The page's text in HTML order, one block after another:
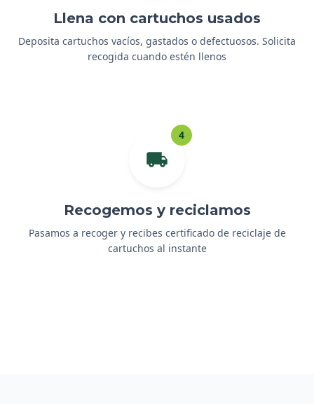
Llena con cartuchos usados
Deposita cartuchos vacíos, gastados o defectuosos. Solicita
recogida cuando estén llenos
4
Recogemos y reciclamos
Pasamos a recoger y recibes certificado de reciclaje de
cartuchos al instante